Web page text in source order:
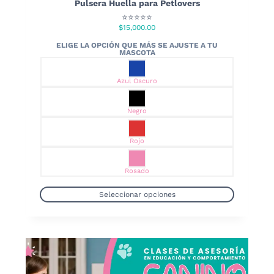
Pulsera Huella para Petlovers
⭐⭐⭐⭐⭐
$15,000.00
Azul Oscuro
Negro
Rojo
Rosado
Seleccionar opciones
múltiples
variantes.
Las